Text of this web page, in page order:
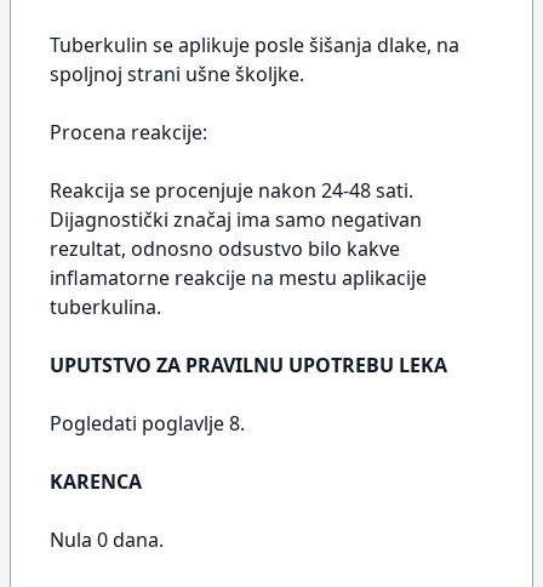
Tuberkulin se aplikuje posle šišanja dlake, na
spoljnoj strani ušne školjke.
Procena reakcije:
Reakcija se procenjuje nakon 24-48 sati.
Dijagnostički značaj ima samo negativan
rezultat, odnosno odsustvo bilo kakve
inflamatorne reakcije na mestu aplikacije
tuberkulina.
UPUTSTVO ZA PRAVILNU UPOTREBU LEKA
Pogledati poglavlje 8.
KARENCA
Nula 0 dana.